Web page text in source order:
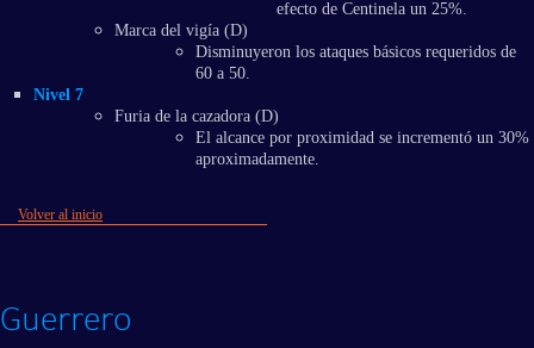
efecto de Centinela un 25%.
Marca del vigía (D)
Disminuyeron los ataques básicos requeridos de
60 a 50.
Nivel 7
Furia de la cazadora (D)
El alcance por proximidad se incrementó un 30%
aproximadamente.
Volver al inicio
Guerrero